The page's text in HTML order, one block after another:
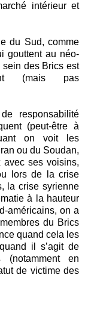
intérieur et
du Sud, comme
gouttent au néo-
des Brics est
(mais pas
responsabilité
(peut-être à
on voit les
ou du Soudan,
avec ses voisins,
lors de la crise
la crise syrienne
à la hauteur
américains, on a
du Brics
quand cela les
il s’agit de
(notamment en
de victime des